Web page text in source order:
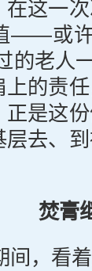
这一
——或
的老人
的责
是这
去、
焚膏
间，看